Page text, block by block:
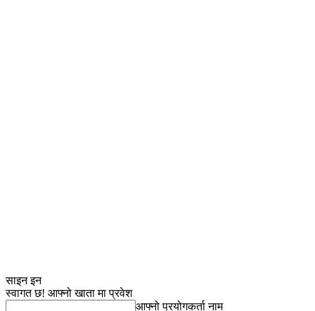
साइन इन
स्वागत छ! आफ्नो खाता मा प्रवेश
आफ्नो प्रयोगकर्ता नाम